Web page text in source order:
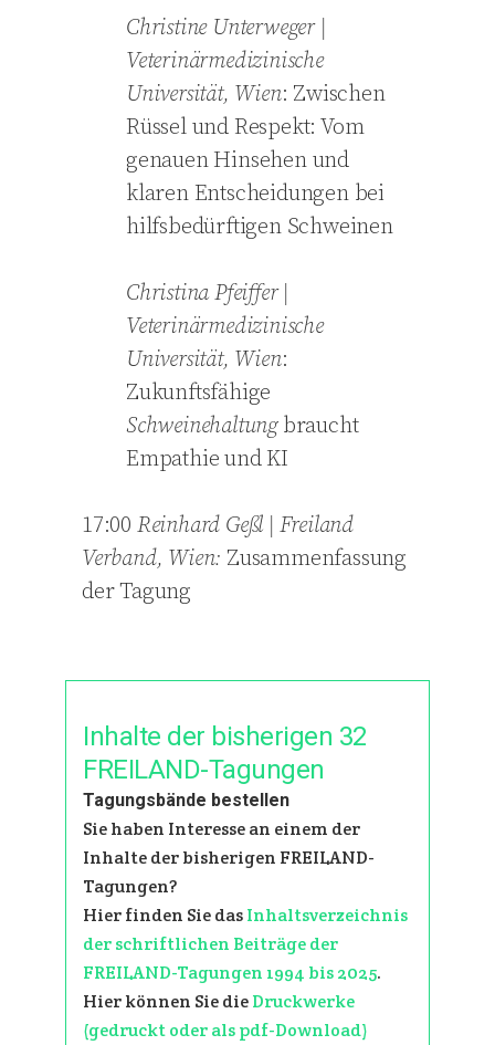
Christine Unterweger|
Veterinärmedizinische
Universität, Wien: Zwischen
Rüssel und Respekt: Vom
genauen Hinsehen und
klaren Entscheidungen bei
hilfsbedürftigen Schweinen
ChristinaPfeiffer|
Veterinärmedizinische
Universität, Wien:
Zukunftsfähige
Schweinehaltungbraucht
Empathie und KI
17:00 Reinhard Geßl | Freiland
Verband, Wien: Zusammenfassung
der Tagung
Inhalte der bisherigen 32
FREILAND-Tagungen
Tagungsbände bestellen
Sie haben Interesse an einem der
Inhalte der bisherigen FREILAND-
Tagungen?
Hier finden Sie dasInhaltsverzeichnis
der schriftlichen Beiträge der
FREILAND-Tagungen 1994 bis 2025.
Hier können Sie dieDruckwerke
(gedruckt oder als pdf-Download)